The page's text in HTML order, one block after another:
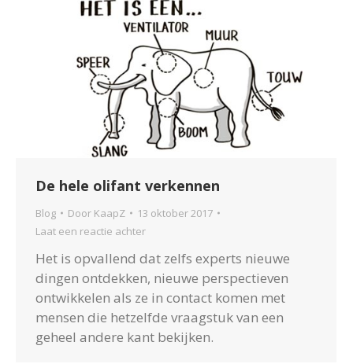
De hele olifant verkennen
Blog Door KaapZ
13 oktober 2017
Laat een reactie achter
Het is opvallend dat zelfs experts nieuwe
dingen ontdekken, nieuwe perspectieven
ontwikkelen als ze in contact komen met
mensen die hetzelfde vraagstuk van een
geheel andere kant bekijken.